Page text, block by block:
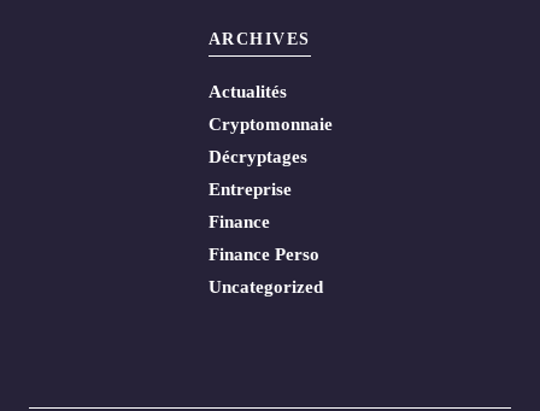
ARCHIVES
Actualités
Cryptomonnaie
Décryptages
Entreprise
Finance
Finance Perso
Uncategorized